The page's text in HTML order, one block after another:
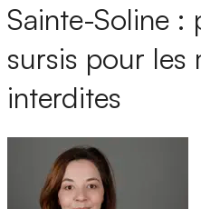
Sainte-Soline :
sursis pour les
interdites